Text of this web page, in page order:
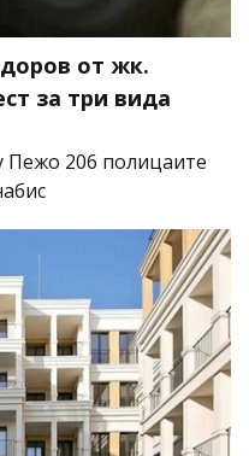
от жк.
за три вида
Пежо 206 полицаите